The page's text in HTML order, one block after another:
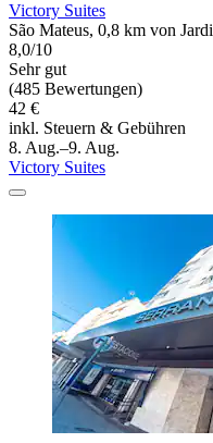
Victory Suites
São Mateus, 0,8 km von
8,0/10
Sehr gut
(485 Bewertungen)
42 €
inkl. Steuern & Gebühren
8. Aug.–9. Aug.
Victory Suites